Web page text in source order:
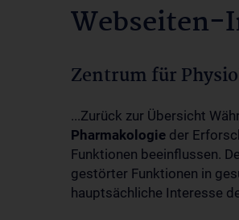
Webseiten-
Zentrum für
...Zurück zur Übersicht
Pharmakologie der
Funktionen beeinflussen.
gestörter Funktionen in
hauptsächliche Interesse